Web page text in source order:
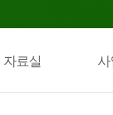
자료실 사